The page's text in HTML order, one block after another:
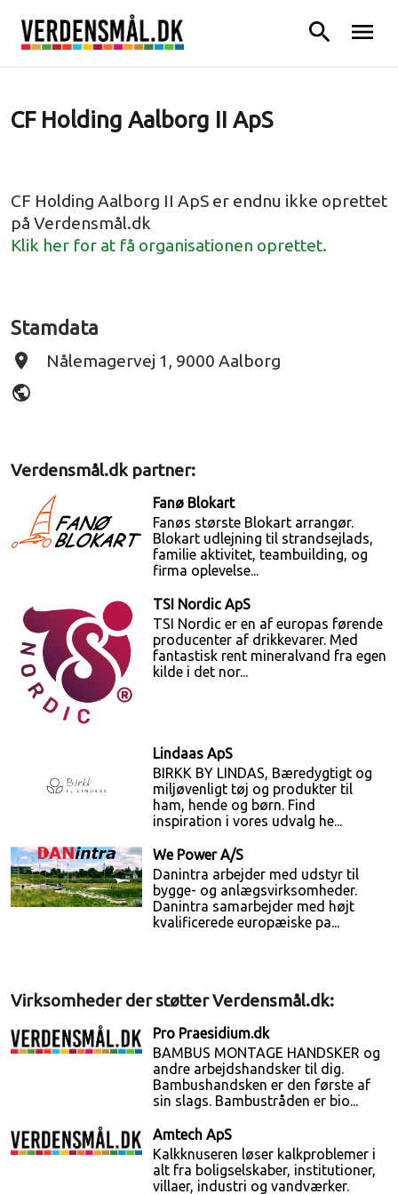
search menu
CF Holding Aalborg II ApS
CF Holding Aalborg II ApS er endnu ikke oprettet
på Verdensmål.dk
Klik her for at få organisationen oprettet.
Stamdata
place Nålemagervej 1, 9000 Aalborg
public
Verdensmål.dk partner:
Fanø Blokart
Fanøs største Blokart arrangør.
Blokart udlejning til strandsejlads,
familie aktivitet, teambuilding, og
firma oplevelse...
TSI Nordic ApS
TSI Nordic er en af europas førende
producenter af drikkevarer. Med
fantastisk rent mineralvand fra egen
kilde i det nor...
Lindaas ApS
BIRKK BY LINDAS, Bæredygtigt og
miljøvenligt tøj og produkter til
ham, hende og børn. Find
inspiration i vores udvalg he...
We Power A/S
Danintra arbejder med udstyr til
bygge- og anlægsvirksomheder.
Danintra samarbejder med højt
kvalificerede europæiske pa...
Virksomheder der støtter Verdensmål.dk:
Pro Praesidium.dk
BAMBUS MONTAGE HANDSKER og
andre arbejdshandsker til dig.
Bambushandsken er den første af
sin slags. Bambustråden er bio...
Amtech ApS
Kalkknuseren løser kalkproblemer i
alt fra boligselskaber, institutioner,
villaer, industri og vandværker.